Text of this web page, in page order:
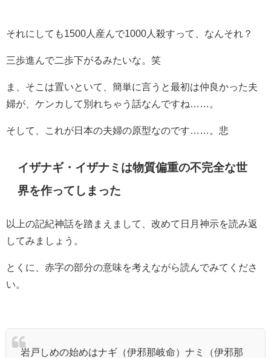
それにしても1500人産んで1000人殺すって、なんそれ？
三歩進んで二歩下がるみたいな。笑
ま、そこは置いといて、簡単に言うと最初は仲良かった夫
婦が、ケンカして別れちゃう話なんですね……。
そして、これが日本の夫婦の原型なのです……。悲
イザナギ・イザナミは物質偏重の不完全な世
界を作ってしまった
以上の記紀神話を踏まえまして、改めて日月神示を読み返
してみましょう。
とくに、赤字の部分の意味を考えながら読んでみてくださ
い。
岩戸しめの始めはナギ（伊邪那岐命）ナミ（伊邪那